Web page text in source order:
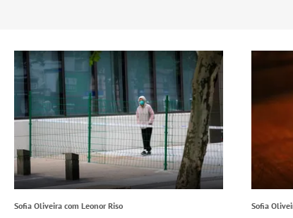
Sofia Oliveira com Leonor Riso Sofia